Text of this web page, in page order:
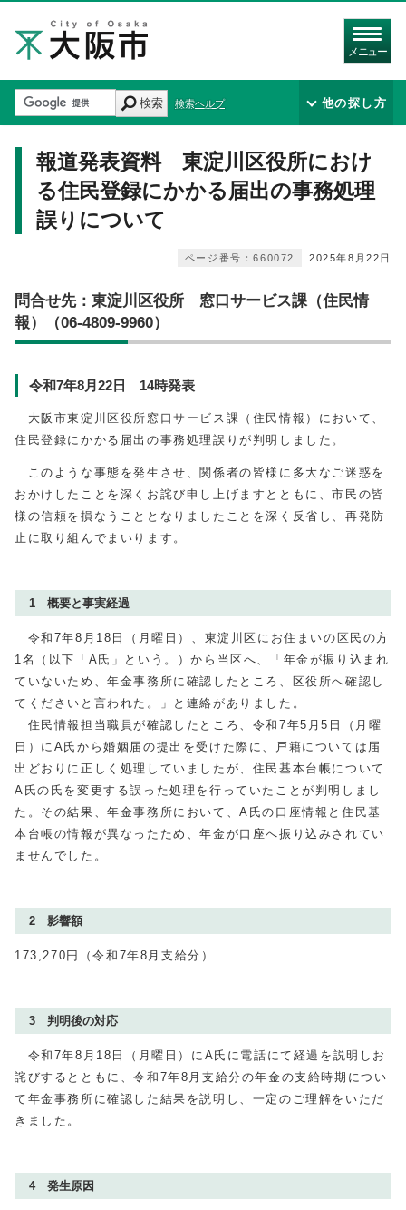
メニュー
検索 検索ヘルプ 他の探し方
報道発表資料 東淀川区役所におけ
る住民登録にかかる届出の事務処理
誤りについて
2025年8月22日
ページ番号：660072
問合せ先：東淀川区役所 窓口サービス課（住民情
報）（06-4809-9960）
令和7年8月22日 14時発表
大阪市東淀川区役所窓口サービス課（住民情報）において、
住民登録にかかる届出の事務処理誤りが判明しました。
このような事態を発生させ、関係者の皆様に多大なご迷惑を
おかけしたことを深くお詫び申し上げますとともに、市民の皆
様の信頼を損なうこととなりましたことを深く反省し、再発防
止に取り組んでまいります。
1 概要と事実経過
令和7年8月 18 日（月曜日）、東淀川区にお住まいの区民の方
1名（以下「A氏」という。）から当区へ、「年金が振り込まれ
ていないため、年金事務所に確認したところ、区役所へ確認し
てくださいと言われた。」と連絡がありました。
住民情報担当職員が確認したところ、令和7年5月5日（月曜
日）にA氏から婚姻届の提出を受けた際に、戸籍については届
出どおりに正しく処理していましたが、住民基本台帳について
A氏の氏を変更する誤った処理を行っていたことが判明しまし
た。その結果、年金事務所において、A氏の口座情報と住民基
本台帳の情報が異なったため、年金が口座へ振り込みされてい
ませんでした。
2 影響額
173,270円（令和7年8月支給分）
3 判明後の対応
令和7年8月 18 日（月曜日）にA氏に電話にて経過を説明しお
詫びするとともに、令和7年8月支給分の年金の支給時期につい
て年金事務所に確認した結果を説明し、一定のご理解をいただ
きました。
4 発生原因